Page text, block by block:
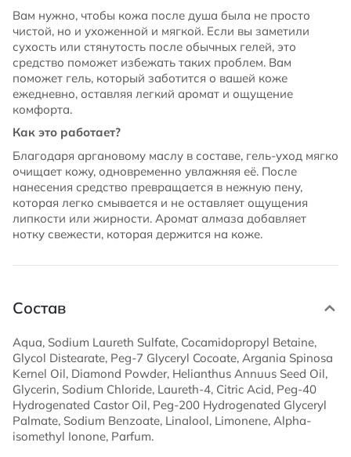
Вам нужно, чтобы кожа после душа была не просто
чистой, но и ухоженной и мягкой. Если вы заметили
сухость или стянутость после обычных гелей, это
средство поможет избежать таких проблем. Вам
поможет гель, который заботится о вашей коже
ежедневно, оставляя легкий аромат и ощущение
комфорта.
Как это работает?
Благодаря аргановому маслу в составе, гель-уход мягко
очищает кожу, одновременно увлажняя её. После
нанесения средство превращается в нежную пену,
которая легко смывается и не оставляет ощущения
липкости или жирности. Аромат алмаза добавляет
нотку свежести, которая держится на коже.
Состав
Aqua, Sodium Laureth Sulfate, Cocamidopropyl Betaine,
Glycol Distearate, Peg-7 Glyceryl Cocoate, Argania Spinosa
Kernel Oil, Diamond Powder, Helianthus Annuus Seed Oil,
Glycerin, Sodium Chloride, Laureth-4, Citric Acid, Peg-40
Hydrogenated Castor Oil, Peg-200 Hydrogenated Glyceryl
Palmate, Sodium Benzoate, Linalool, Limonene, Alpha-
isomethyl Ionone, Parfum.